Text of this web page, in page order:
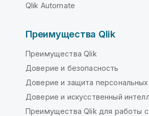
Qlik Automate
Преимущества Qlik
Преимущества Qlik
Доверие и безопасность
Доверие и защита
Доверие и искусственный
Преимущества Qlik для работы